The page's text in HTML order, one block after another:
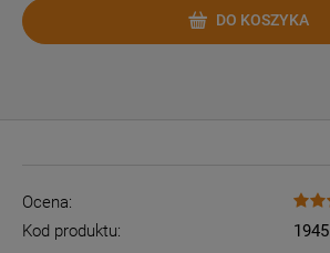
DO KOSZYKA
Ocena:
Kod produktu:
1945